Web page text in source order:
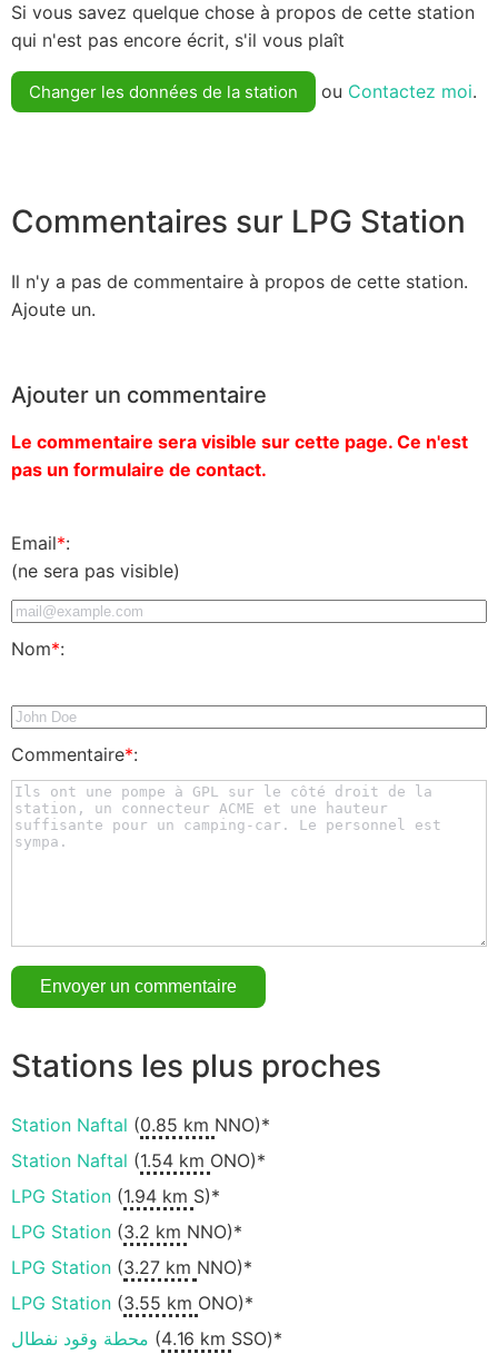
Si vous savez quelque chose à propos de cette station
qui n'est pas encore écrit, s'il vous plaît
Changer les données de la station ou Contactez moi.
Commentaires sur LPG Station
Il n'y a pas de commentaire à propos de cette station.
Ajoute un.
Ajouter un commentaire
Le commentaire sera visible sur cette page. Ce n'est
pas un formulaire de contact.
Email*:
(ne sera pas visible)
Nom*:
Commentaire*:
Stations les plus proches
Station Naftal (0.85 km NNO)*
Station Naftal (1.54 km ONO)*
LPG Station (1.94 km S)*
LPG Station (3.2 km NNO)*
LPG Station (3.27 km NNO)*
LPG Station (3.55 km ONO)*
محطة وقود نفطال ( 4.16 km SSO)*